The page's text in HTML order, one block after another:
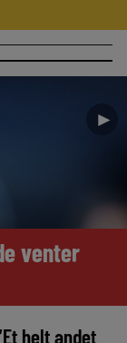
►
venter
helt andet